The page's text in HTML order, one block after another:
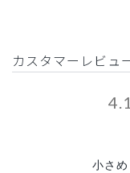
カスタマーレビュ
小さ